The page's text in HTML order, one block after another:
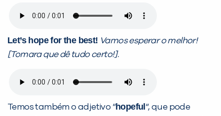
Let’s hope for the best! Vamos esperar o melhor!
[Tomara que dê tudo certo!].
Temos também o adjetivo “hopeful “, que pode